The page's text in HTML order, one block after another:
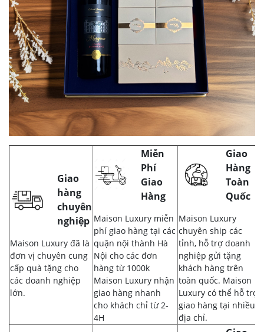
Giao
hàng
chuyên
nghiệp
Maison Luxury đã là
đơn vị chuyên cung
cấp quà tặng cho
các doanh nghiệp
lớn.
Miễn
Phí
Giao
Hàng
Maison Luxury miễn
phí giao hàng tại các
quận nội thành Hà
Nội cho các đơn
hàng từ 1000k
Maison Luxury nhận
giao hàng nhanh
cho khách chỉ từ 2-
4H
Giao
Hàng
Toàn
Quốc
Maison Luxury
chuyên ship các
tỉnh, hỗ trợ doanh
nghiệp gửi tặng
khách hàng trên
toàn quốc. Maison
Luxury có thể hỗ trợ
giao hàng tại nhiều
địa chỉ.